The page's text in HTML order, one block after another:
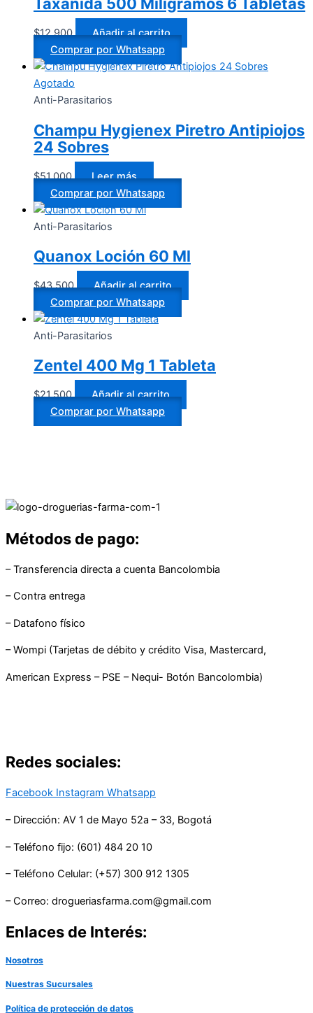
Taxanida 500 Miligramos 6 Tabletas
$12.900
Añadir al carrito
Comprar por Whatsapp
Agotado
Anti-Parasitarios
Champu Hygienex Piretro Antipiojos
24 Sobres
$51.000
Leer más
Comprar por Whatsapp
Anti-Parasitarios
Quanox Loción 60 Ml
$43.500
Añadir al carrito
Comprar por Whatsapp
Anti-Parasitarios
Zentel 400 Mg 1 Tableta
$21.500
Añadir al carrito
Comprar por Whatsapp
Métodos de pago:
– Transferencia directa a cuenta Bancolombia
– Contra entrega
– Datafono físico
– Wompi (Tarjetas de débito y crédito Visa, Mastercard,
American Express – PSE – Nequi- Botón Bancolombia)
Redes sociales:
Facebook Instagram Whatsapp
– Dirección: AV 1 de Mayo 52a – 33, Bogotá
– Teléfono fijo: (601) 484 20 10
– Teléfono Celular: (+57) 300 912 1305
– Correo: drogueriasfarma.com@gmail.com
Enlaces de Interés:
Nosotros
Nuestras Sucursales
Política de protección de datos